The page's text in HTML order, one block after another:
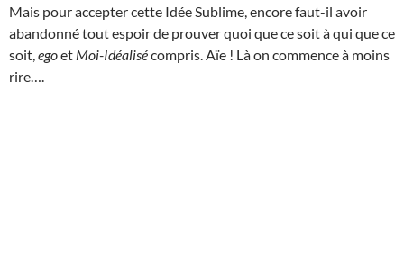
Mais pour accepter cette Idée Sublime, encore faut-il avoir
abandonné tout espoir de prouver quoi que ce soit à qui que ce
soit, egoet Moi-Idéalisécompris. Aïe ! Là on commence à moins
rire….